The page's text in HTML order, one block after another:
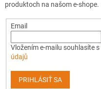
produktoch na našom e-shope.
Email
Vložením e-mailu souhlasíte s
údajů
PRIHLÁSIŤ SA